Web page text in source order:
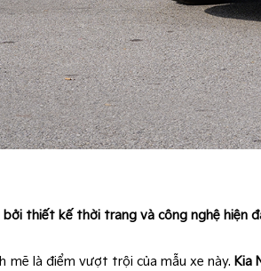
bởi thiết kế thời trang và công nghệ hiện
mẽ là điểm vượt trội của mẫu xe này. Kia